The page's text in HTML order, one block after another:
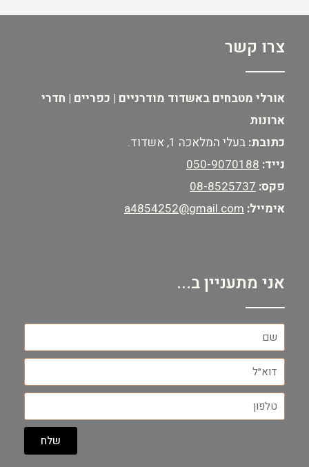
צרו קשר
אורלי מטבחים באשדוד מודרניים | כפריים | חדרי
ארונות
כתובת: בעלי המלאכה 1, אשדוד.
נייד: 050-9070188
פקס: 08-8525737
אימייל: a4854252@gmail.com
אני מתעניין ב...
שלח